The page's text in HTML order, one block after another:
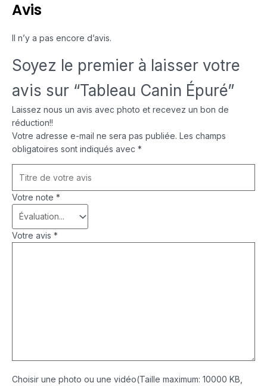
Avis
Il n’y a pas encore d’avis.
Soyez le premier à laisser votre
avis sur “Tableau Canin Épuré”
Laissez nous un avis avec photo et recevez un bon de
réduction!!
Votre adresse e-mail ne sera pas publiée. Les champs
obligatoires sont indiqués avec *
Votre note *
Votre avis *
Choisir une photo ou une vidéo(Taille maximum: 10000 KB,